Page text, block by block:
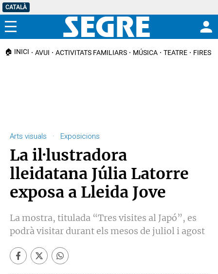
CATALÀ
Menú
🏠 INICI AVUI ACTIVITATS FAMILIARS MÚSICA TEATRE FIRES I
Arts visuals · Exposicions
La il·lustradora
lleidatana Júlia Latorre
exposa a Lleida Jove
La mostra, titulada “Tres visites al Japó”, es
podrà visitar durant els mesos de juliol i agost